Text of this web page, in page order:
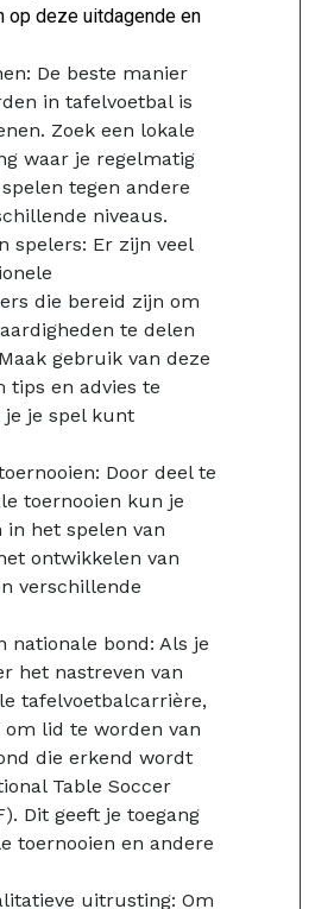
deze uitdagende en
De beste manier
in tafelvoetbal is
Zoek een lokale
waar je regelmatig
tegen andere
niveaus.
spelers: Er zijn veel
die bereid zijn om
te delen
gebruik van deze
tips en advies te
je je spel kunt
Door deel te
toernooien kun je
in het spelen van
ontwikkelen van
verschillende
nationale bond: Als je
het nastreven van
tafelvoetbalcarrière,
lid te worden van
die erkend wordt
Table Soccer
Dit geeft je toegang
toernooien en andere
uitrusting: Om